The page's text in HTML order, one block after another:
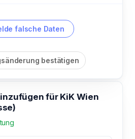
falsche Daten
bestätigen
für KiK Wien